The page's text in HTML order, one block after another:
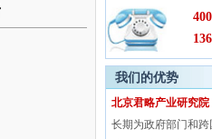
我们的优势
北京君略产业研究院
长期为政府部门和